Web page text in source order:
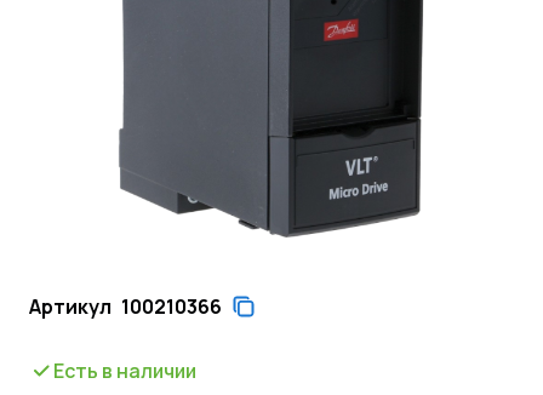
Артикул 100210366
Есть в наличии